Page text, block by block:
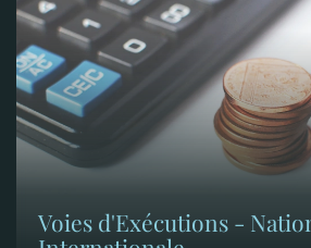
Voies d'Exécutions -